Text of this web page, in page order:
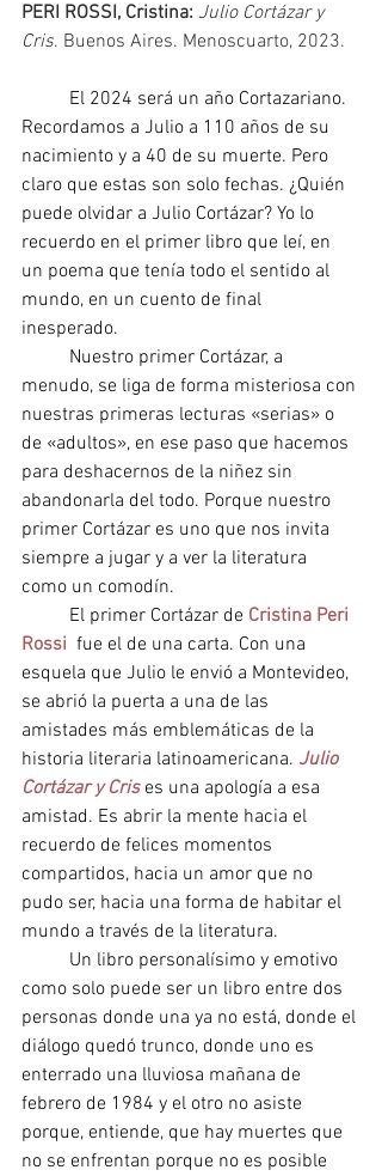
PERI ROSSI, Cristina: Julio Cortázar y
Cris. Buenos Aires. Menoscuarto, 2023.
El 2024 será un año Cortazariano.
Recordamos a Julio a 110 años de su
nacimiento y a 40 de su muerte. Pero
claro que estas son solo fechas. ¿Quién
puede olvidar a Julio Cortázar? Yo lo
recuerdo en el primer libro que leí, en
un poema que tenía todo el sentido al
mundo, en un cuento de final
inesperado.
Nuestro primer Cortázar, a
menudo, se liga de forma misteriosa con
nuestras primeras lecturas «serias» o
de «adultos», en ese paso que hacemos
para deshacernos de la niñez sin
abandonarla del todo. Porque nuestro
primer Cortázar es uno que nos invita
siempre a jugar y a ver la literatura
como un comodín.
El primer Cortázar de Cristina Peri
Rossi fue el de una carta. Con una
esquela que Julio le envió a Montevideo,
se abrió la puerta a una de las
amistades más emblemáticas de la
historia literaria latinoamericana. Julio
Cortázar y Cris es una apología a esa
amistad. Es abrir la mente hacia el
recuerdo de felices momentos
compartidos, hacia un amor que no
pudo ser, hacia una forma de habitar el
mundo a través de la literatura.
Un libro personalísimo y emotivo
como solo puede ser un libro entre dos
personas donde una ya no está, donde el
diálogo quedó trunco, donde uno es
enterrado una lluviosa mañana de
febrero de 1984 y el otro no asiste
porque, entiende, que hay muertes que
no se enfrentan porque no es posible